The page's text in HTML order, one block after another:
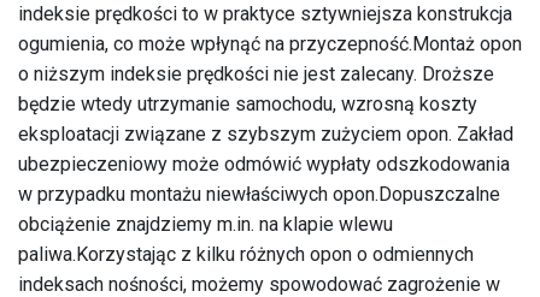
indeksie prędkości to w praktyce sztywniejsza konstrukcja
ogumienia, co może wpłynąć na przyczepność.Montaż opon
o niższym indeksie prędkości nie jest zalecany. Droższe
będzie wtedy utrzymanie samochodu, wzrosną koszty
eksploatacji związane z szybszym zużyciem opon. Zakład
ubezpieczeniowy może odmówić wypłaty odszkodowania
w przypadku montażu niewłaściwych opon.Dopuszczalne
obciążenie znajdziemy m.in. na klapie wlewu
paliwa.Korzystając z kilku różnych opon o odmiennych
indeksach nośności, możemy spowodować zagrożenie w